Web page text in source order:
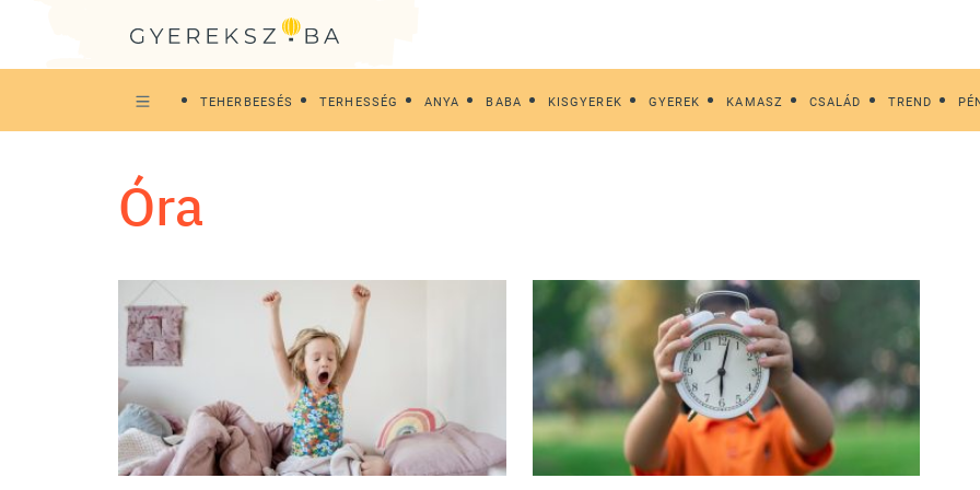
TEHERBEESÉS TERHESSÉG ANYA BABA KISGYEREK GYEREK KAMASZ CSALÁD TREND
óra